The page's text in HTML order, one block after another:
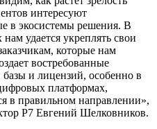
интересуют
в экосистемы решения. В
удается укреплять свои
которые нам
востребованные
и лицензий, особенно в
платформах,
в правильном направлении»,
Р7 Евгений Шелковников.